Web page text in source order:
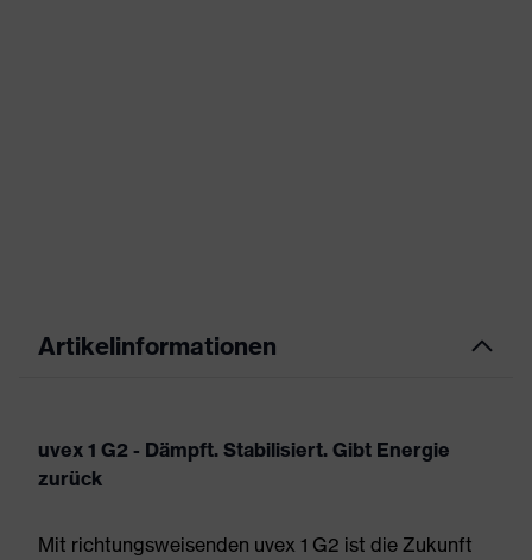
Artikelinformationen
uvex 1 G2 - Dämpft. Stabilisiert. Gibt Energie
zurück
Mit richtungsweisenden uvex 1 G2 ist die Zukunft